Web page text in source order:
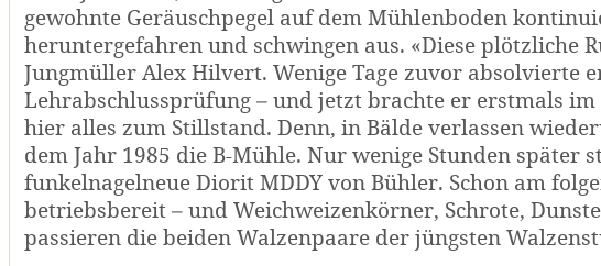
gewohnte Geräuschpegel auf dem Mühlenboden
heruntergefahren und schwingen aus. «Diese plötzliche
Jungmüller Alex Hilvert. Wenige Tage zuvor absolvierte
Lehrabschlussprüfung – und jetzt brachte er erstmals
hier alles zum Stillstand. Denn, in Bälde verlassen
dem Jahr 1985 die B-Mühle. Nur wenige Stunden später
funkelnagelneue Diorit MDDY von Bühler. Schon am
betriebsbereit – und Weichweizenkörner, Schrote,
passieren die beiden Walzenpaare der jüngsten